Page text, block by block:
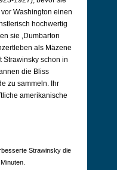
Washington einen
hochwertig
sie ‚Dumbarton
als Mäzene
Strawinsky schon in
die Bliss
zu sammeln. Ihr
amerikanische
Strawinsky die